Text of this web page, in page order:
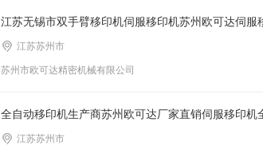
江苏无锡市双手臂移印机伺服移印机苏州欧可达伺服
江苏苏州市
苏州市欧可达精密机械有限公司
全自动移印机生产商苏州欧可达厂家直销伺服移印机
江苏苏州市